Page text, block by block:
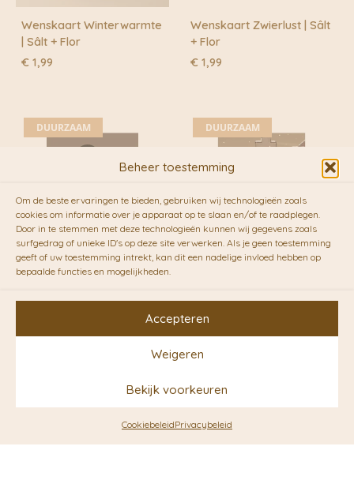
Beheer toestemming
Om de beste ervaringen te bieden, gebruiken wij technologieën zoals
cookies om informatie over je apparaat op te slaan en/of te raadplegen.
Door in te stemmen met deze technologieën kunnen wij gegevens zoals
surfgedrag of unieke ID's op deze site verwerken. Als je geen toestemming
geeft of uw toestemming intrekt, kan dit een nadelige invloed hebben op
bepaalde functies en mogelijkheden.
Accepteren
Weigeren
Bekijk voorkeuren
CookiebeleidPrivacybeleid
Wenskaart Winterwarmte
| Sâlt + Flor
€ 1,99
Wenskaart Zwierlust | Sâlt
+ Flor
€ 1,99
DUURZAAM
Veldman
DUURZAAM
Veldman
€2,50
DUURZAAM